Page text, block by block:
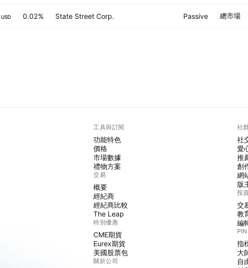
USD 0.02% State Street Corp. Passive 總市場
工具與訂閱
功能特色
價格
市場數據
禮物方案
交易
概要
經紀商
經紀商比較
The Leap
特別優惠
CME期貨
Eurex期貨
美國股票包
關於公司
社
社
愛
推
創
網
版
投
交
教
編
指
大
自